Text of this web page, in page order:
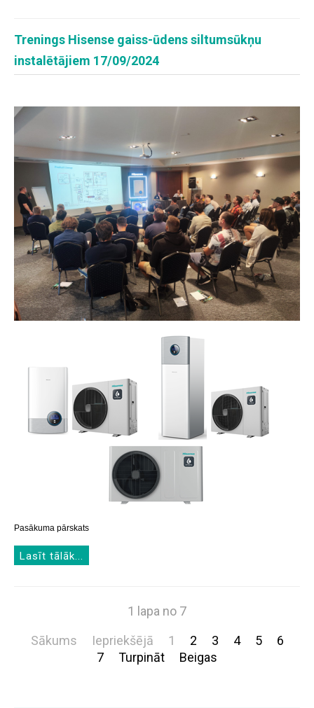
Trenings Hisense gaiss-ūdens siltumsūkņu
instalētājiem 17/09/2024
Pasākuma pārskats
Lasīt tālāk...
1 lapa no 7
Sākums
Iepriekšējā 1 2 3 4 5
6
7
Turpināt Beigas